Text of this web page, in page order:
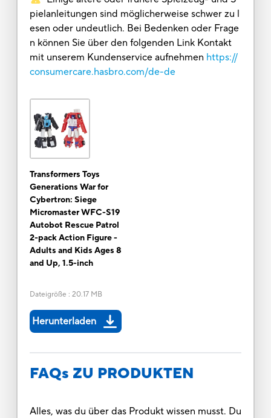
pielanleitungen sind möglicherweise schwer zu l
esen oder undeutlich. Bei Bedenken oder Frage
n können Sie über den folgenden Link Kontakt
mit unserem Kundenservice aufnehmen https://
consumercare.hasbro.com/de-de
Transformers Toys
Generations War for
Cybertron: Siege
Micromaster WFC-S19
Autobot Rescue Patrol
2-pack Action Figure -
Adults and Kids Ages 8
and Up, 1.5-inch
Dateigröße : 20.17 MB
Herunterladen
FAQs ZU PRODUKTEN
Alles, was du über das Produkt wissen musst. Du